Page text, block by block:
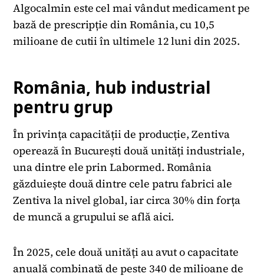
Algocalmin este cel mai vândut medicament pe
bază de prescripție din România, cu 10,5
milioane de cutii în ultimele 12 luni din 2025.
România, hub industrial
pentru grup
În privința capacității de producție, Zentiva
operează în București două unități industriale,
una dintre ele prin Labormed. România
găzduiește două dintre cele patru fabrici ale
Zentiva la nivel global, iar circa 30% din forța
de muncă a grupului se află aici.
În 2025, cele două unități au avut o capacitate
anuală combinată de peste 340 de milioane de